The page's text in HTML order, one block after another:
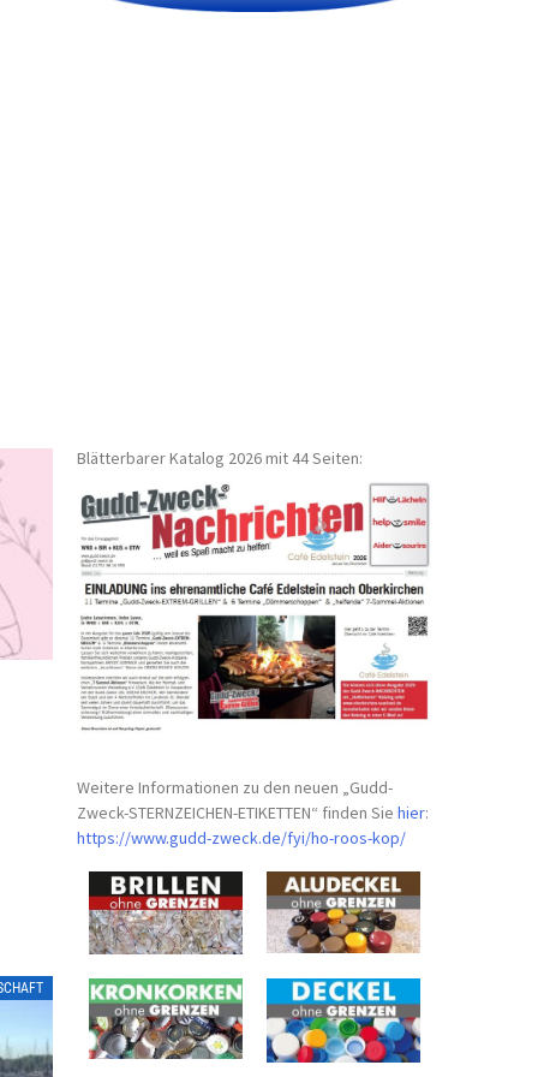
Blätterbarer Katalog 2026 mit 44 Seiten:
Weitere Informationen zu den neuen „Gudd-
Zweck-STERNZEICHEN-ETIKETTEN“ finden Siehier:
https://www.gudd-zweck.de/fyi/ho-roos-kop/